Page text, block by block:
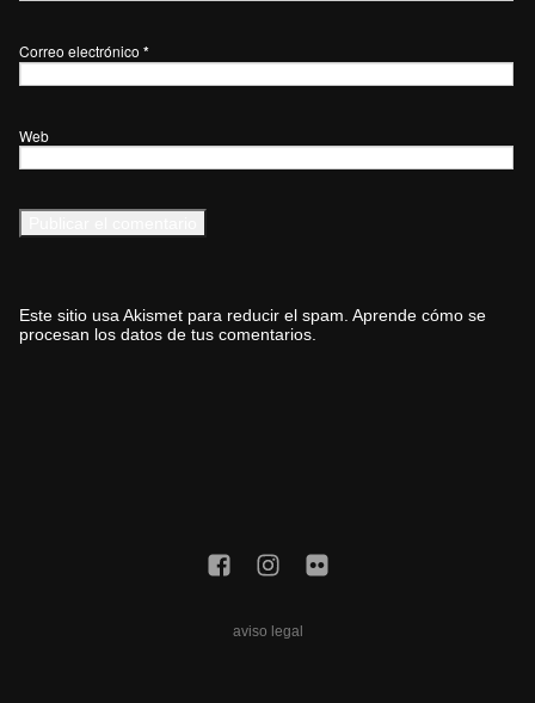
Correo electrónico *
Web
Este sitio usa Akismet para reducir el spam. Aprende cómo se
procesan los datos de tus comentarios.
aviso legal